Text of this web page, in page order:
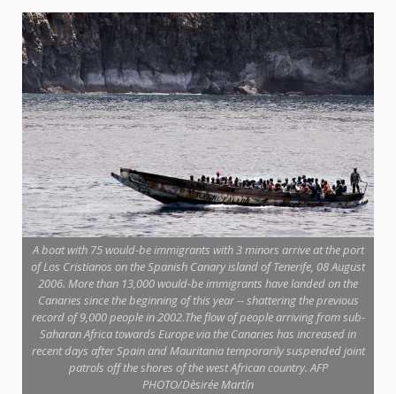
A boat with 75 would-be immigrants with 3 minors arrive at the port
of Los Cristianos on the Spanish Canary island of Tenerife, 08 August
2006. More than 13,000 would-be immigrants have landed on the
Canaries since the beginning of this year -- shattering the previous
record of 9,000 people in 2002.The flow of people arriving from sub-
Saharan Africa towards Europe via the Canaries has increased in
recent days after Spain and Mauritania temporarily suspended joint
patrols off the shores of the west African country. AFP
PHOTO/Dèsirée Martín